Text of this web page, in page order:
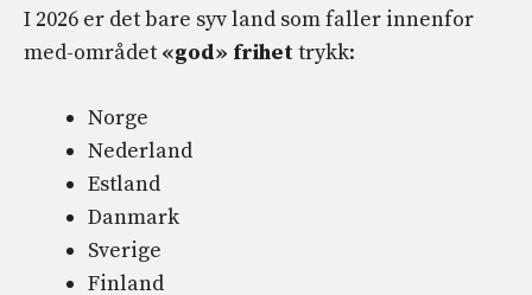
I 2026 er det bare syv land som faller innenfor
med-området «god» frihettrykk:
Norge
Nederland
Estland
Danmark
Sverige
Finland